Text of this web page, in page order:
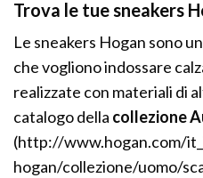
Trova le tue sneakers
Le sneakers Hogan sono
che vogliono indossare
realizzate con materiali di
catalogo della collezione
(http://www.hogan.com/
hogan/collezione/uomo/